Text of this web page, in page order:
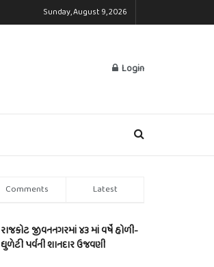
Sunday, August 9, 2026
Login
Comments Latest
રાજકોટ જીવનનગરમાં ૪૩ માં વર્ષે હોળી-
ધુળેટી પર્વની શાનદાર ઉજવણી